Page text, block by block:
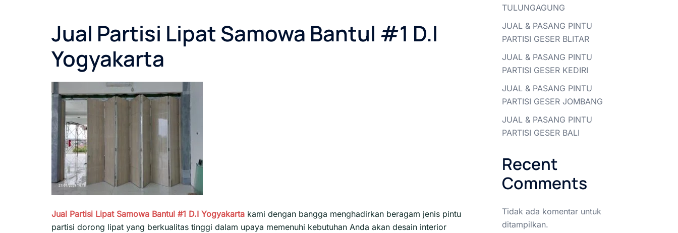
Jual Partisi Lipat Samowa Bantul #1 D.I
Yogyakarta
Jual Partisi Lipat Samowa Bantul #1 D.I Yogyakarta kami dengan bangga menghadirkan beragam jenis pintu
partisi dorong lipat yang berkualitas tinggi dalam upaya memenuhi kebutuhan Anda akan desain interior
TULUNGAGUNG
JUAL & PASANG PINTU
PARTISI GESER BLITAR
JUAL & PASANG PINTU
PARTISI GESER KEDIRI
JUAL & PASANG PINTU
PARTISI GESER JOMBANG
JUAL & PASANG PINTU
PARTISI GESER BALI
Recent
Comments
Tidak ada komentar untuk
ditampilkan.